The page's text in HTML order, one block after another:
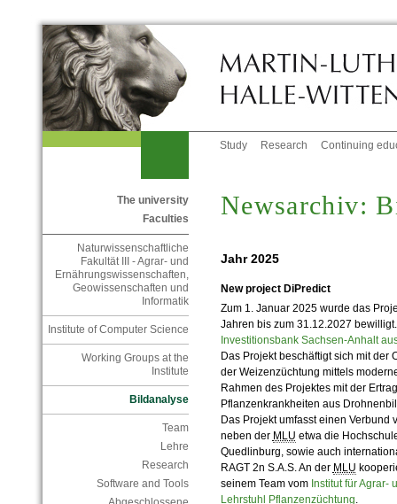
Study Research Continuing
The university
Faculties
Naturwissenschaftliche
Fakultät III - Agrar- und
Ernährungswissenschaften,
Geowissenschaften und
Informatik
Institute of Computer Science
Working Groups at the
Institute
Bildanalyse
Team
Lehre
Research
Software and Tools
Newsarchiv:
Jahr 2025
New project DiPredict
Zum 1. Januar 2025 wurde das
Jahren bis zum 31.12.2027
Investitionsbank Sachsen-Anhalt
Das Projekt beschäftigt sich mit der
der Weizenzüchtung mittels
Rahmen des Projektes mit der
Pflanzenkrankheiten aus
Das Projekt umfasst einen
neben der MLU etwa die
Quedlinburg, sowie auch
RAGT 2n S.A.S. An der MLU
seinem Team vom Institut für Agrar-
Lehrstuhl Pflanzenzüchtung.